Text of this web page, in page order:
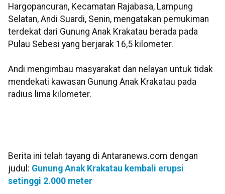
Hargopancuran, Kecamatan Rajabasa, Lampung
Selatan, Andi Suardi, Senin, mengatakan pemukiman
terdekat dari Gunung Anak Krakatau berada pada
Pulau Sebesi yang berjarak 16,5 kilometer.
Andi mengimbau masyarakat dan nelayan untuk tidak
mendekati kawasan Gunung Anak Krakatau pada
radius lima kilometer.
Berita ini telah tayang di Antaranews.com dengan
judul: Gunung Anak Krakatau kembali erupsi
setinggi 2.000 meter